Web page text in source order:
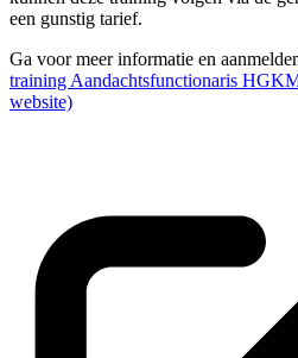
een gunstig tarief.
Ga voor meer informatie en
training Aandachtsfunctionaris
website)